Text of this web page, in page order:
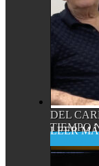
DEL
TIEMPO